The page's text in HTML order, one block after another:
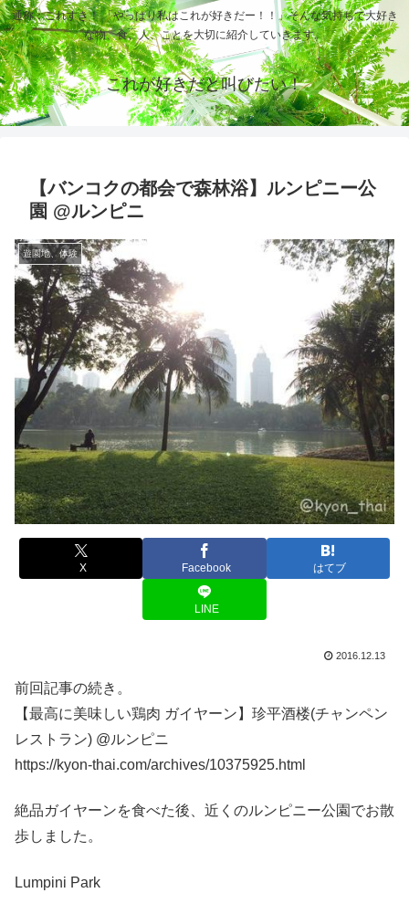
通称：これすき！ 「やっぱり私はこれが好きだー！！」そんな気持ちで大好き
な物、食、人、ことを大切に紹介していきます。
これが好きだと叫びたい！
【バンコクの都会で森林浴】ルンピニー公
園 @ルンピニ
遊園地、体験
X Facebook はてブ
LINE
2016.12.13
前回記事の続き。
【最高に美味しい鶏肉 ガイヤーン】珍平酒楼(チャンペン
レストラン) @ルンピニ
https://kyon-thai.com/archives/10375925.html
絶品ガイヤーンを食べた後、近くのルンピニー公園でお散
歩しました。
Lumpini Park